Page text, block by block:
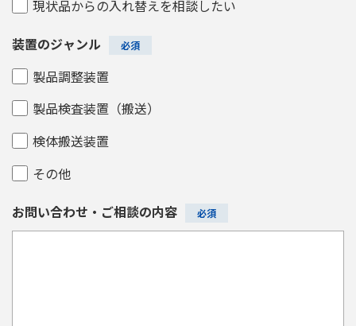
現状品からの入れ替えを相談したい
装置のジャンル
製品調整装置
製品検査装置（搬送）
検体搬送装置
その他
お問い合わせ・ご相談の内容